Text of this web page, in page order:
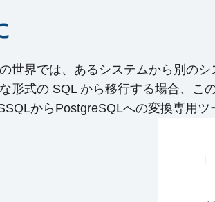
世界では、あるシステムから別の
形式の SQL から移行する場合、こ
からPostgreSQLへの変換専用